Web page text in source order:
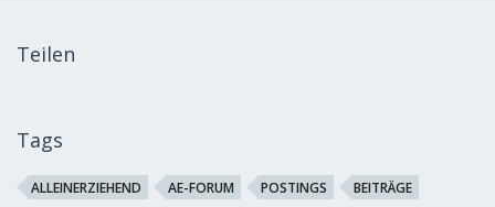
Teilen
Tags
ALLEINERZIEHEND AE-FORUM POSTINGS BEITRÄGE